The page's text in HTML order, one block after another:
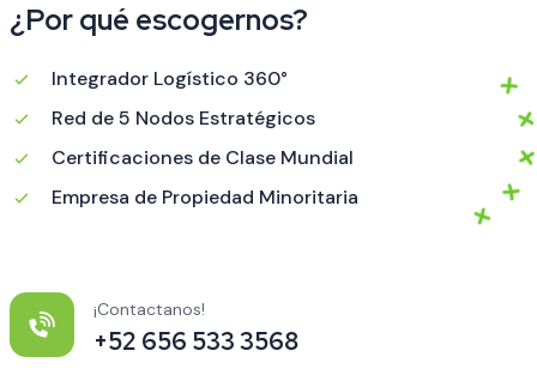
¿Por qué escogernos?
Integrador Logístico 360°
Red de 5 Nodos Estratégicos
Certificaciones de Clase Mundial
Empresa de Propiedad Minoritaria
¡Contactanos!
+52 656 533 3568